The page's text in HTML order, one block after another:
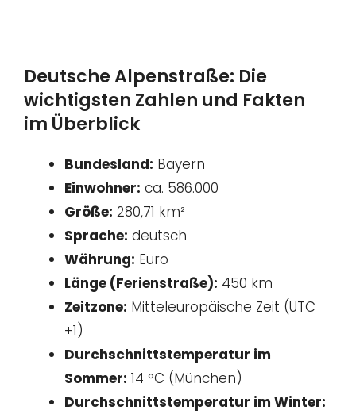
Deutsche Alpenstraße: Die
wichtigsten Zahlen und Fakten
im Überblick
Bundesland: Bayern
Einwohner: ca. 586.000
Größe: 280,71 km²
Sprache: deutsch
Währung: Euro
Länge (Ferienstraße): 450 km
Zeitzone: Mitteleuropäische Zeit (UTC
+1)
Durchschnittstemperatur im
Sommer: 14 °C (München)
Durchschnittstemperatur im Winter: